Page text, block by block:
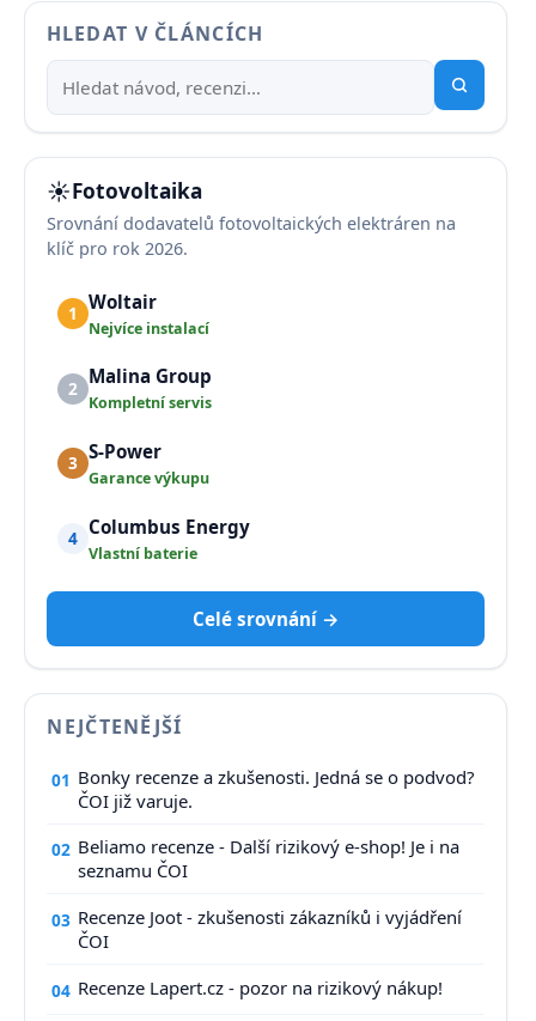
HLEDAT V ČLÁNCÍCH
☀️Fotovoltaika
Srovnání dodavatelů fotovoltaických elektráren na
klíč pro rok 2026.
1 Woltair
Nejvíce instalací
2 Malina Group
Kompletní servis
3 S-Power
Garance výkupu
4 Columbus Energy
Vlastní baterie
Celé srovnání →
NEJČTENĚJŠÍ
01 Bonky recenze a zkušenosti. Jedná se o podvod?
ČOI již varuje.
02 Beliamo recenze - Další rizikový e-shop! Je i na
seznamu ČOI
03 Recenze Joot - zkušenosti zákazníků i vyjádření
ČOI
04 Recenze Lapert.cz - pozor na rizikový nákup!